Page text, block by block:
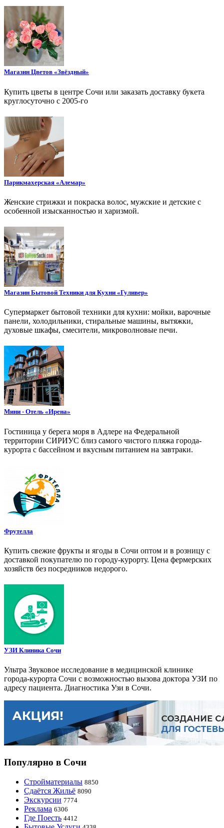
Магазин Цветов «Звёздный»
Купить цветы в центре Сочи или заказать доставку букета
круглосуточно с 2005-го
Парикмахерская «Алемар»
Женские стрижки и покраска волос, мужские и детские с
особенной изысканностью и харизмой.
Магазин Бытовой Техники для Кухни «Гуливер»
Супермаркет бытовой техники для кухни: мойки, варочные
панели, холодильники, стиральные машины, вытяжки,
духовые шкафы, смесители, микроволновые печи.
Мини - Отель «Ирена»
Гостиница у берега моря в Адлере на Федеральной
территории СИРИУС близ самого чистого пляжа города-
курорта с бассейном и вкусным питанием на завтраки.
Фрутелла
Купить свежие фрукты и ягоды в Сочи оптом и в розницу с
доставкой покупателю по городу-курорту. Цена фермерских
хозяйств без посредников недорого.
УЗИ Клиника Сочи
Ультра Звуковое исследование в медицинской клинике
города-курорта Сочи с возможностью вызова доктора УЗИ по
адресу пациента. Диагностика Узи в Сочи.
Популярно в Сочи
Стройматериалы 8850
Сдаётся Жильё 8090
Экскурсии 7774
Реклама 6306
Где Поесть 4412